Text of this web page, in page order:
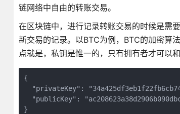
链网络中自由的转账交易。
在区块链中，进行记录转账交易的时候是需
新交易的记录。以BTC为例，BTC的加密算
点就是，私钥是惟一的，只有拥有者才可以
{
"privateKey":
"publicKey":
}